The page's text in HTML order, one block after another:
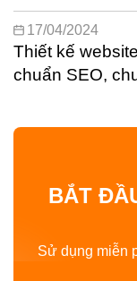
17/04/2024
Thiết kế
chuẩn SEO,
BẮT
Sử dụng miễn